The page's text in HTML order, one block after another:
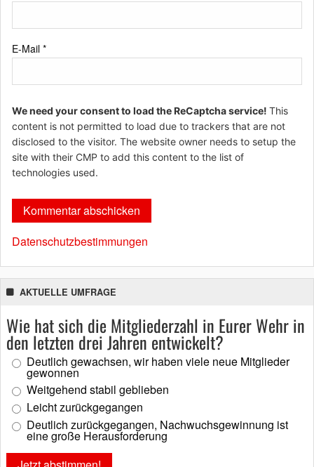
E-Mail *
We need your consent to load the ReCaptcha service! This
content is not permitted to load due to trackers that are not
disclosed to the visitor. The website owner needs to setup the
site with their CMP to add this content to the list of
technologies used.
Datenschutzbestimmungen
AKTUELLE UMFRAGE
Wie hat sich die Mitgliederzahl in Eurer Wehr in
den letzten drei Jahren entwickelt?
Deutlich gewachsen, wir haben viele neue Mitglieder
gewonnen
Weitgehend stabil geblieben
Leicht zurückgegangen
Deutlich zurückgegangen, Nachwuchsgewinnung ist
eine große Herausforderung